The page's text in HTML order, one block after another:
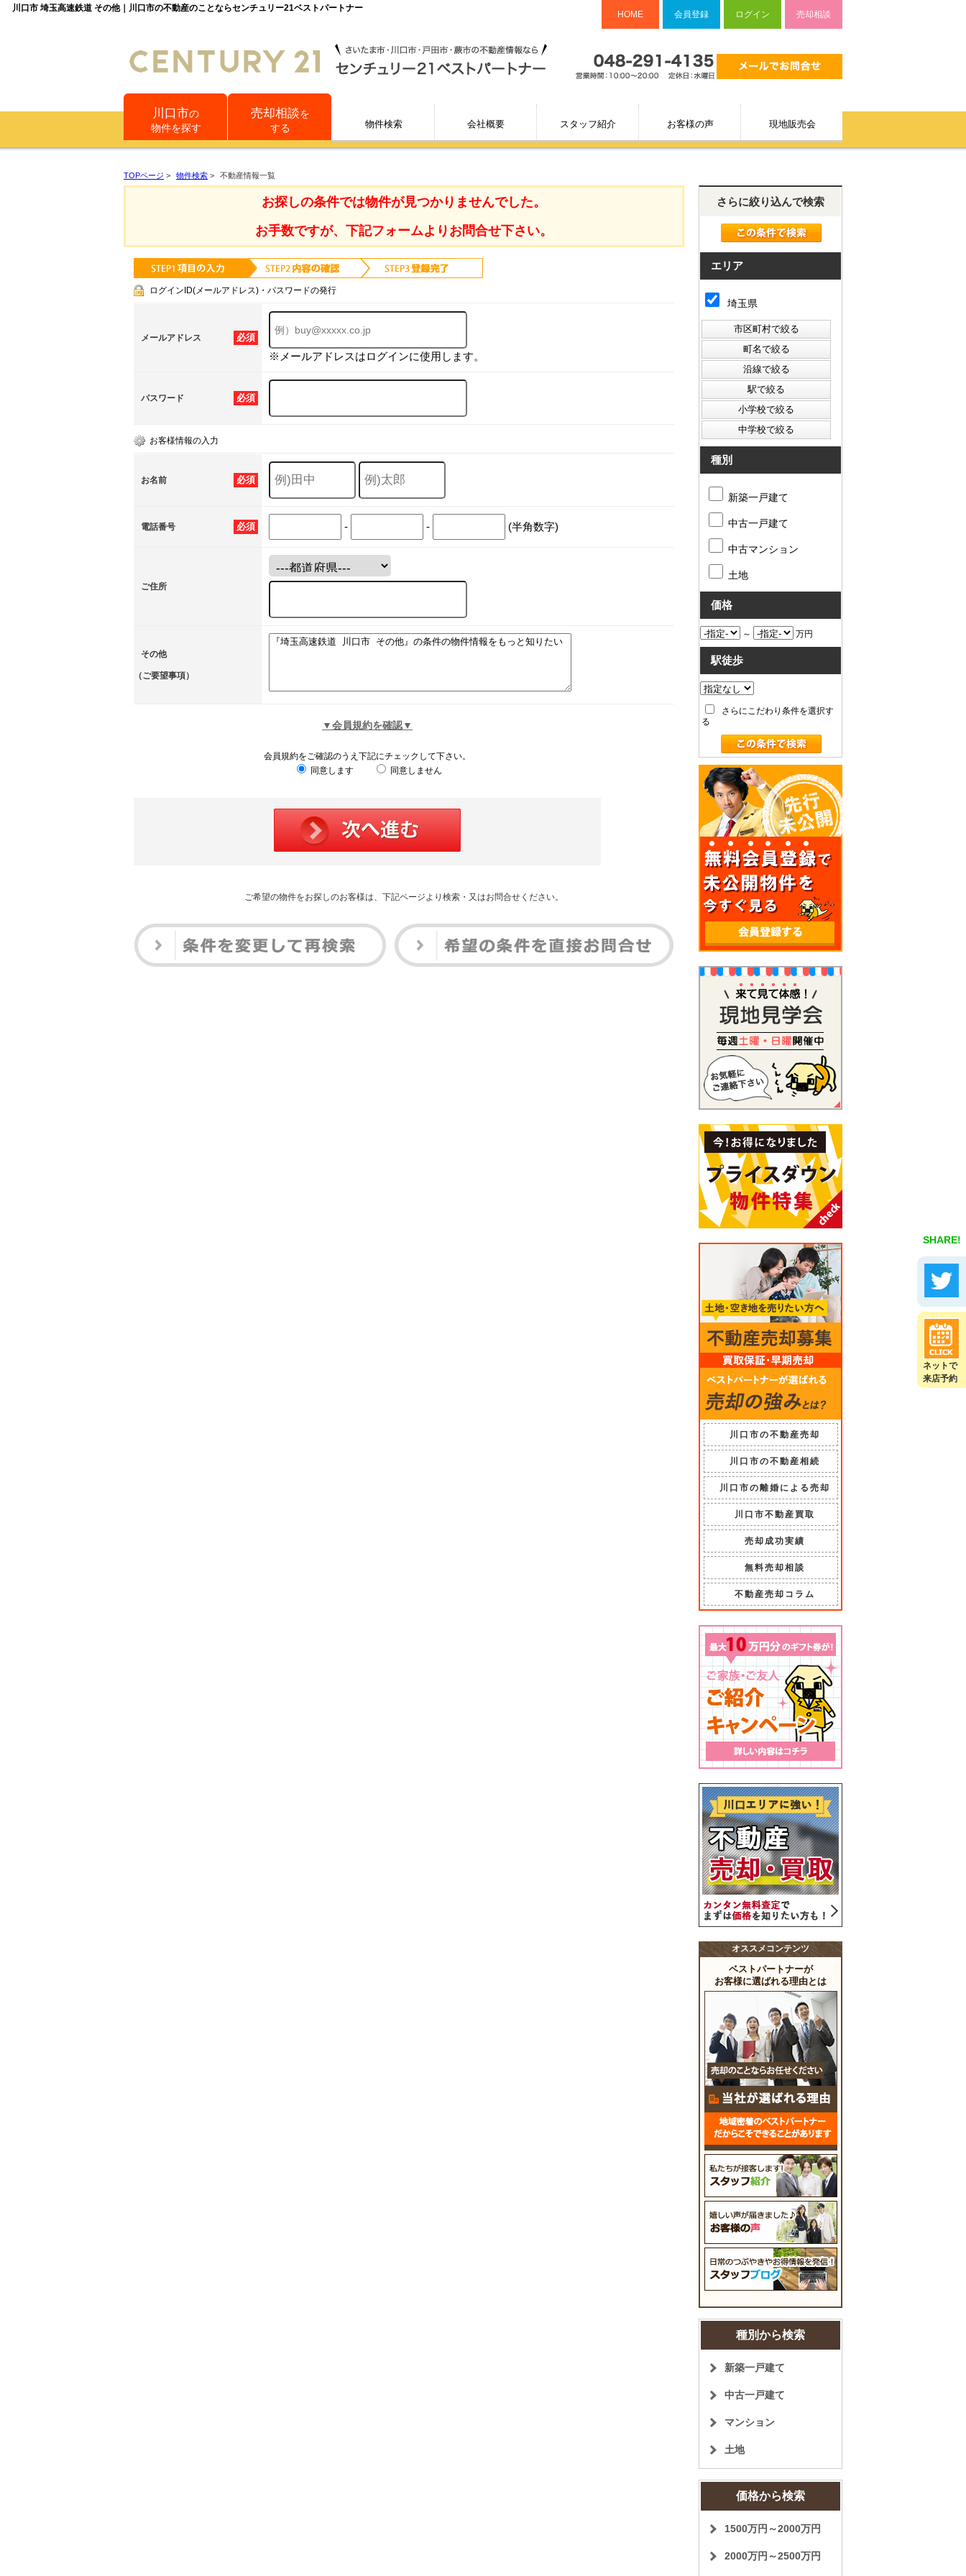
川口市 埼玉高速鉄道 その他｜川口市の不動産のことならセンチュリー21ベストパートナー
HOME 会員登録 ログイン 売却相談
川口市の
物件を探す
売却相談を
する
物件検索 会社概要 スタッフ紹介 お客様の声 現地販売会
SHARE!
ネットで
来店予約
TOPページ > 物件検索 > 不動産情報一覧
お探しの条件では物件が見つかりませんでした。
お手数ですが、下記フォームよりお問合せ下さい。
ログインID(メールアドレス)・パスワードの発行
必須
メールアドレス
※メールアドレスはログインに使用します。
必須
パスワード
お客様情報の入力
必須
お名前
必須
電話番号 - - (半角数字)
ご住所
その他
（ご要望事項）
▼会員規約を確認▼
会員規約をご確認のうえ下記にチェックして下さい。
同意します
同意しません
ご希望の物件をお探しのお客様は、下記ページより検索・又はお問合せください。
さらに絞り込んで検索
エリア
埼玉県
種別
新築一戸建て
中古一戸建て
中古マンション
土地
価格
～ 万円
駅徒歩
さらにこだわり条件を選択す
る
川口市の不動産売却
川口市の不動産相続
川口市の離婚による売却
川口市不動産買取
売却成功実績
無料売却相談
不動産売却コラム
オススメコンテンツ
ベストパートナーが
お客様に選ばれる理由とは
種別から検索
新築一戸建て
中古一戸建て
マンション
土地
価格から検索
1500万円～2000万円
2000万円～2500万円